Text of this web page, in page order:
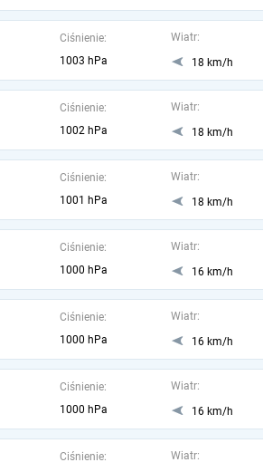
Ciśnienie:
1003 hPa
Wiatr:
18 km/h
Ciśnienie:
1002 hPa
Wiatr:
18 km/h
Ciśnienie:
1001 hPa
Wiatr:
18 km/h
Ciśnienie:
1000 hPa
Wiatr:
16 km/h
Ciśnienie:
1000 hPa
Wiatr:
16 km/h
Ciśnienie:
1000 hPa
Wiatr:
16 km/h
Ciśnienie:
Wiatr: